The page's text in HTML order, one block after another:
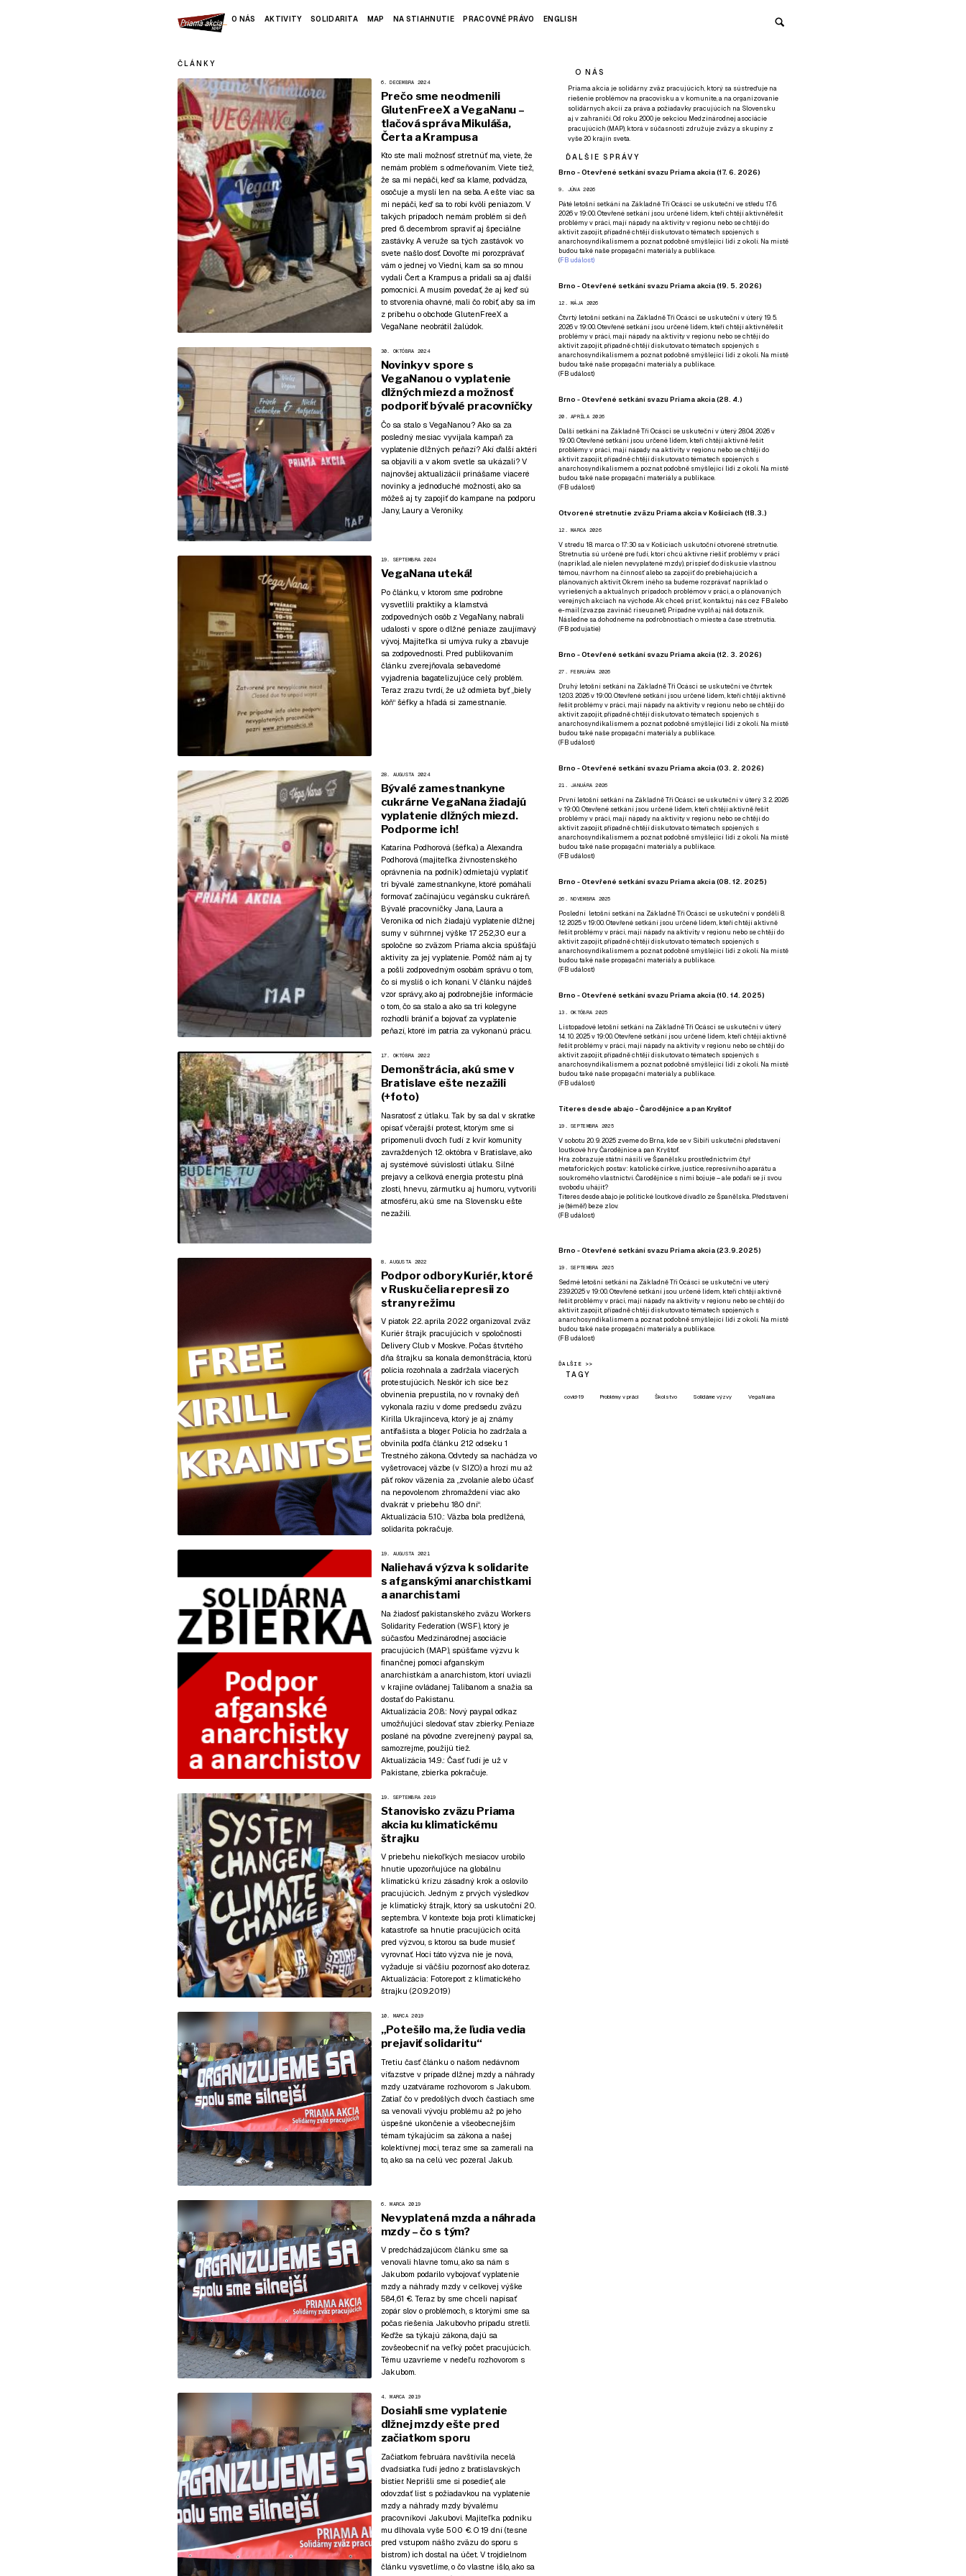
O NÁS AKTIVITY SOLIDARITA MAP NA STIAHNUTIE PRACOVNÉ PRÁVO ENGLISH
ČLÁNKY
6. DECEMBRA 2024
Prečo sme neodmenili
GlutenFreeX a VegaNanu –
tlačová správa Mikuláša,
Čerta a Krampusa
Kto ste mali možnosť stretnúť ma, viete, že
nemám problém s odmeňovaním. Viete tiež,
že sa mi nepáči, keď sa klame, podvádza,
osočuje a myslí len na seba. A ešte viac sa
mi nepáči, keď sa to robí kvôli peniazom. V
takých prípadoch nemám problém si deň
pred 6. decembrom spraviť aj špeciálne
zastávky. A veruže sa tých zastávok vo
svete našlo dosť. Dovoľte mi porozprávať
vám o jednej vo Viedni, kam sa so mnou
vydali Čert a Krampus a pridali sa aj ďalší
pomocníci. A musím povedať, že aj keď sú
to stvorenia ohavné, mali čo robiť, aby sa im
z príbehu o obchode GlutenFreeX a
VegaNane neobrátil žalúdok.
30. OKTÓBRA 2024
Novinky v spore s
VegaNanou o vyplatenie
dlžných miezd a možnosť
podporiť bývalé pracovníčky
Čo sa stalo s VegaNanou? Ako sa za
posledný mesiac vyvíjala kampaň za
vyplatenie dlžných peňazí? Akí ďalší aktéri
sa objavili a v akom svetle sa ukázali? V
najnovšej aktualizácii prinášame viaceré
novinky a jednoduché možnosti, ako sa
môžeš aj ty zapojiť do kampane na podporu
Jany, Laury a Veroniky.
19. SEPTEMBRA 2024
VegaNana uteká!
Po článku, v ktorom sme podrobne
vysvetlili praktiky a klamstvá
zodpovedných osôb z VegaNany, nabrali
udalosti v spore o dlžné peniaze zaujímavý
vývoj. Majiteľka si umýva ruky a zbavuje
sa zodpovednosti. Pred publikovaním
článku zverejňovala sebavedomé
vyjadrenia bagatelizujúce celý problém.
Teraz zrazu tvrdí, že už odmieta byť „biely
kôň“ šéfky a hľadá si zamestnanie.
28. AUGUSTA 2024
Bývalé zamestnankyne
cukrárne VegaNana žiadajú
vyplatenie dlžných miezd.
Podporme ich!
Katarína Podhorová (šéfka) a Alexandra
Podhorová (majiteľka živnostenského
oprávnenia na podnik) odmietajú vyplatiť
tri bývalé zamestnankyne, ktoré pomáhali
formovať začínajúcu vegánsku cukráreň.
Bývalé pracovníčky Jana, Laura a
Veronika od nich žiadajú vyplatenie dlžnej
sumy v súhrnnej výške 17 252,30 eur a
spoločne so zväzom Priama akcia spúšťajú
aktivity za jej vyplatenie. Pomôž nám aj ty
a pošli zodpovedným osobám správu o tom,
čo si myslíš o ich konaní. V článku nájdeš
vzor správy, ako aj podrobnejšie informácie
o tom, čo sa stalo a ako sa tri kolegyne
rozhodli brániť a bojovať za vyplatenie
peňazí, ktoré im patria za vykonanú prácu.
17. OKTÓBRA 2022
Demonštrácia, akú sme v
Bratislave ešte nezažili
(+foto)
Nasratosť z útlaku. Tak by sa dal v skratke
opísať včerajší protest, ktorým sme si
pripomenuli dvoch ľudí z kvír komunity
zavraždených 12. októbra v Bratislave, ako
aj systémové súvislosti útlaku. Silné
prejavy a celková energia protestu plná
zlosti, hnevu, zármutku aj humoru, vytvorili
atmosféru, akú sme na Slovensku ešte
nezažili.
8. AUGUSTA 2022
Podpor odbory Kuriér, ktoré
v Rusku čelia represii zo
strany režimu
V piatok 22. apríla 2022 organizoval zväz
Kuriér štrajk pracujúcich v spoločnosti
Delivery Club v Moskve. Počas štvrtého
dňa štrajku sa konala demonštrácia, ktorú
polícia rozohnala a zadržala viacerých
protestujúcich. Neskôr ich síce bez
obvinenia prepustila, no v rovnaký deň
vykonala raziu v dome predsedu zväzu
Kirilla Ukrajinceva, ktorý je aj známy
antifašista a bloger. Polícia ho zadržala a
obvinila podľa článku 212 odseku 1
Trestného zákona. Odvtedy sa nachádza vo
vyšetrovacej väzbe (v SIZO) a hrozí mu až
päť rokov väzenia za „zvolanie alebo účasť
na nepovolenom zhromaždení viac ako
dvakrát v priebehu 180 dní“.
Aktualizácia 5.10.: Väzba bola predlžená,
solidarita pokračuje.
19. AUGUSTA 2021
Naliehavá výzva k solidarite
s afganskými anarchistkami
a anarchistami
Na žiadosť pakistanského zväzu Workers
Solidarity Federation (WSF), ktorý je
súčasťou Medzinárodnej asociácie
pracujúcich (MAP), spúšťame výzvu k
finančnej pomoci afganským
anarchistkám a anarchistom, ktorí uviazli
v krajine ovládanej Talibanom a snažia sa
dostať do Pakistanu.
Aktualizácia 20.8.: Nový paypal odkaz
umožňujúci sledovať stav zbierky. Peniaze
poslané na pôvodne zverejnený paypal sa,
samozrejme, použijú tiež.
Aktualizácia 14.9. : Časť ľudí je už v
Pakistane, zbierka pokračuje.
19. SEPTEMBRA 2019
Stanovisko zväzu Priama
akcia ku klimatickému
štrajku
V priebehu niekoľkých mesiacov urobilo
hnutie upozorňujúce na globálnu
klimatickú krízu zásadný krok a oslovilo
pracujúcich. Jedným z prvých výsledkov
je klimatický štrajk, ktorý sa uskutoční 20.
septembra. V kontexte boja proti klimatickej
katastrofe sa hnutie pracujúcich ocitá
pred výzvou, s ktorou sa bude musieť
vyrovnať. Hoci táto výzva nie je nová,
vyžaduje si väčšiu pozornosť ako doteraz.
Aktualizácia: Fotoreport z klimatického
štrajku (20.9.2019)
10. MARCA 2019
„Potešilo ma, že ľudia vedia
prejaviť solidaritu“
Tretiu časť článku o našom nedávnom
víťazstve v prípade dlžnej mzdy a náhrady
mzdy uzatvárame rozhovorom s Jakubom.
Zatiaľ čo v predošlých dvoch častiach sme
sa venovali vývoju problému až po jeho
úspešné ukončenie a všeobecnejším
témam týkajúcim sa zákona a našej
kolektívnej moci , teraz sme sa zamerali na
to, ako sa na celú vec pozeral Jakub.
6. MARCA 2019
Nevyplatená mzda a náhrada
mzdy – čo s tým?
V predchádzajúcom článku sme sa
venovali hlavne tomu, ako sa nám s
Jakubom podarilo vybojovať vyplatenie
mzdy a náhrady mzdy v celkovej výške
584,61 €. Teraz by sme chceli napísať
zopár slov o problémoch, s ktorými sme sa
počas riešenia Jakubovho prípadu stretli.
Keďže sa týkajú zákona, dajú sa
zovšeobecniť na veľký počet pracujúcich.
Tému uzavrieme v nedeľu rozhovorom s
Jakubom.
4. MARCA 2019
Dosiahli sme vyplatenie
dlžnej mzdy ešte pred
začiatkom sporu
Začiatkom februára navštívila necelá
dvadsiatka ľudí jedno z bratislavských
bistier. Neprišli sme si posedieť, ale
odovzdať list s požiadavkou na vyplatenie
mzdy a náhrady mzdy bývalému
pracovníkovi Jakubovi. Majiteľka podniku
mu dlhovala vyše 500 €. O 19 dní (tesne
pred vstupom nášho zväzu do sporu s
bistrom) ich dostal na účet. V trojdielnom
článku vysvetlíme, o čo vlastne išlo, ako sa
O NÁS
Priama akcia je solidárny zväz pracujúcich, ktorý sa sústreďuje na
riešenie problémov na pracovisku a v komunite, a na organizovanie
solidárnych akcií za práva a požiadavky pracujúcich na Slovensku
aj v zahraničí. Od roku 2000 je sekciou Medzinárodnej asociácie
pracujúcich (MAP), ktorá v súčasnosti združuje zväzy a skupiny z
vyše 20 krajín sveta.
ĎALŠIE SPRÁVY
Brno - Otevřené setkání svazu Priama akcia (17. 6. 2026)
9. JÚNA 2026
Páté letošní setkání na Základně Tři Ocásci se uskuteční ve středu 17. 6.
2026 v 19:00. Otevřené setkání jsou určené lidem, kteří chtějí aktivněřešit
problémy v práci, mají nápady na aktivity v regionu nebo se chtějí do
aktivit zapojit, případně chtějí diskutovat o tématech spojených s
anarchosyndikalismem a poznat podobně smýšlející lidi z okolí. Na místě
budou také naše propagační materiály a publikace.
(FB událost)
Brno - Otevřené setkání svazu Priama akcia (19. 5. 2026)
12. MÁJA 2026
Čtvrtý letošní setkání na Základně Tři Ocásci se uskuteční v úterý 19. 5.
2026 v 19:00. Otevřené setkání jsou určené lidem, kteří chtějí aktivněřešit
problémy v práci, mají nápady na aktivity v regionu nebo se chtějí do
aktivit zapojit, případně chtějí diskutovat o tématech spojených s
anarchosyndikalismem a poznat podobně smýšlející lidi z okolí. Na místě
budou také naše propagační materiály a publikace.
(FB událost)
Brno - Otevřené setkání svazu Priama akcia (28. 4.)
20. APRÍLA 2026
Další setkání na Základně Tři Ocásci se uskuteční v úterý 28.04. 2026 v
19:00. Otevřené setkání jsou určené lidem, kteří chtějí aktivně řešit
problémy v práci, mají nápady na aktivity v regionu nebo se chtějí do
aktivit zapojit, případně chtějí diskutovat o tématech spojených s
anarchosyndikalismem a poznat podobně smýšlející lidi z okolí. Na místě
budou také naše propagační materiály a publikace.
(FB událost)
Otvorené stretnutie zväzu Priama akcia v Košiciach (18.3.)
12. MARCA 2026
V stredu 18. marca o 17:30 sa v Košiciach uskutoční otvorené stretnutie.
Stretnutia sú určené pre ľudí, ktorí chcú aktívne riešiť problémy v práci
(napríklad, ale nielen nevyplatené mzdy), prispieť do diskusie vlastnou
témou, návrhom na činnosť alebo sa zapojiť do prebiehajúcich a
plánovaných aktivít. Okrem iného sa budeme rozprávať napríklad o
vyriešených a aktuálnych prípadoch problémov v práci, a o plánovaných
verejných akciach na východe. Ak chceš prísť, kontaktuj nás cez FBalebo
e-mail (zvazpa zavináč riseup.net). Prípadnevyplň aj náš dotazník.
Následne sa dohodneme na podrobnostiach o mieste a čase stretnutia.
(FB podujatie)
Brno - Otevřené setkání svazu Priama akcia (12. 3. 2026)
27. FEBRUÁRA 2026
Druhý letošní setkání na Základně Tři Ocásci se uskuteční ve čtvrtek
12.03. 2026 v 19:00. Otevřené setkání jsou určené lidem, kteří chtějí aktivně
řešit problémy v práci, mají nápady na aktivity v regionu nebo se chtějí do
aktivit zapojit, případně chtějí diskutovat o tématech spojených s
anarchosyndikalismem a poznat podobně smýšlející lidi z okolí. Na místě
budou také naše propagační materiály a publikace.
(FB událost)
Brno - Otevřené setkání svazu Priama akcia (03. 2. 2026)
21. JANUÁRA 2026
První letošní setkání na Základně Tři Ocásci se uskuteční v úterý 3. 2. 2026
v 19:00. Otevřené setkání jsou určené lidem, kteří chtějí aktivně řešit
problémy v práci, mají nápady na aktivity v regionu nebo se chtějí do
aktivit zapojit, případně chtějí diskutovat o tématech spojených s
anarchosyndikalismem a poznat podobně smýšlející lidi z okolí. Na místě
budou také naše propagační materiály a publikace.
(FB událost)
Brno - Otevřené setkání svazu Priama akcia (08. 12. 2025)
26. NOVEMBRA 2025
Poslední letošní setkání na Základně Tři Ocásci se uskuteční v ponděli 8.
12. 2025 v 19:00. Otevřené setkání jsou určené lidem, kteří chtějí aktivně
řešit problémy v práci, mají nápady na aktivity v regionu nebo se chtějí do
aktivit zapojit, případně chtějí diskutovat o tématech spojených s
anarchosyndikalismem a poznat podobně smýšlející lidi z okolí. Na místě
budou také naše propagační materiály a publikace.
(FB událost)
Brno - Otevřené setkání svazu Priama akcia (10. 14. 2025)
13. OKTÓBRA 2025
Listopadové letošní setkání na Základně Tři Ocásci se uskuteční v úterý
14. 10. 2025 v 19:00. Otevřené setkání jsou určené lidem, kteří chtějí aktivně
řešit problémy v práci, mají nápady na aktivity v regionu nebo se chtějí do
aktivit zapojit, případně chtějí diskutovat o tématech spojených s
anarchosyndikalismem a poznat podobně smýšlející lidi z okolí. Na místě
budou také naše propagační materiály a publikace.
(FB událost)
Títeres desde abajo - Čarodějnice a pan Kryštof
19. SEPTEMBRA 2025
V sobotu 20. 9. 2025 zveme do Brna, kde se v Sibiři uskuteční představení
loutkové hry Čarodějnice a pan Kryštof.
Hra zobrazuje státní násilí ve Španělsku prostřednictvím čtyř
metaforických postav: katolické církve, justice, represivního aparátu a
soukromého vlastnictví. Čarodějnice s nimi bojuje – ale podaří se jí svou
svobodu uhájit?
Títeres desde abajo je politické loutkové divadlo ze Španělska. Představení
je (téměř) beze zlov.
(FB událost)
Brno - Otevřené setkání svazu Priama akcia (23.9.2025)
19. SEPTEMBRA 2025
Sedmé letošní setkání na Základně Tři Ocásci se uskuteční ve uterý
23.9.2025 v 19:00. Otevřené setkání jsou určené lidem, kteří chtějí aktivně
řešit problémy v práci, mají nápady na aktivity v regionu nebo se chtějí do
aktivit zapojit, případně chtějí diskutovat o tématech spojených s
anarchosyndikalismem a poznat podobně smýšlející lidi z okolí. Na místě
budou také naše propagační materiály a publikace.
(FB událost)
ĎALŠIE >>
TAGY
covid-19 Problémy v práci Školstvo Solidárne výzvy VegaNana